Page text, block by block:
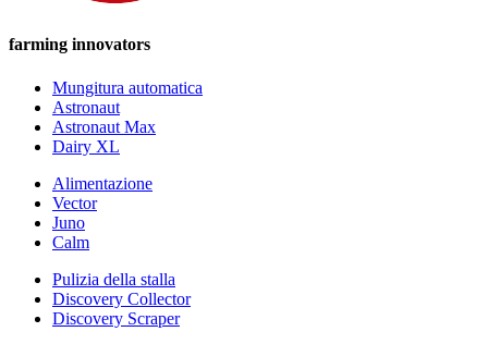
farming innovators
Mungitura automatica
Astronaut
Astronaut Max
Dairy XL
Alimentazione
Vector
Juno
Calm
Pulizia della stalla
Discovery Collector
Discovery Scraper